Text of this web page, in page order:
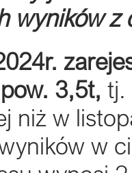
wyników
3,5t, tj.
niż w
w